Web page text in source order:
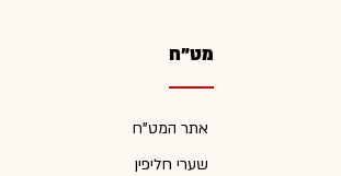
מט"ח
אתר המט"ח
שערי חליפין